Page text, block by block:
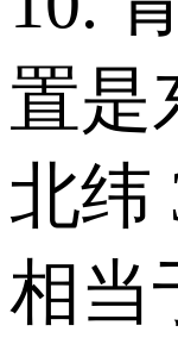
置是
北纬
相当